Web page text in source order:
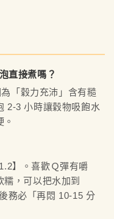
直接煮嗎？
為「穀力充沛」含有糙
2-3 小時讓穀物吸飽水
】。喜歡Ｑ彈有嚼
，可以把水加到
務必「再悶 10-15 分